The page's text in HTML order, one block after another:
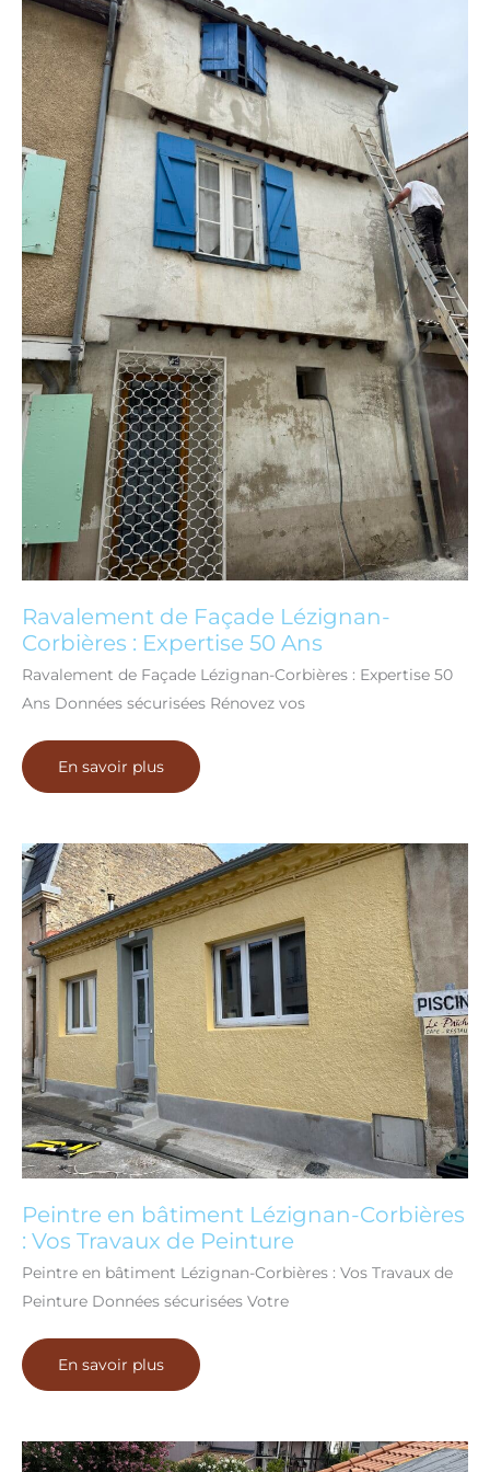
Expertise
Locale
Ravalement de Façade Lézignan-
Corbières : Expertise 50 Ans
Ravalement de Façade Lézignan-Corbières : Expertise 50
Ans Données sécurisées Rénovez vos
Ravalement
Façade
:
Expertise
50
Ans
En savoir plus
Peintre en bâtiment Lézignan-Corbières
: Vos Travaux de Peinture
Peintre en bâtiment Lézignan-Corbières : Vos Travaux de
Peinture Données sécurisées Votre
Peintre
bâtiment
:
Vos
En savoir plus